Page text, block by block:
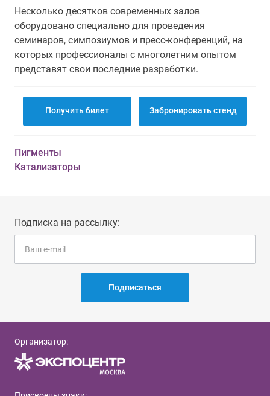
Несколько десятков современных залов
оборудовано специально для проведения
семинаров, симпозиумов и пресс-конференций, на
которых профессионалы с многолетним опытом
представят свои последние разработки.
Получить билет Забронировать стенд
Пигменты
Катализаторы
Подписка на рассылку:
Подписаться
Организатор: